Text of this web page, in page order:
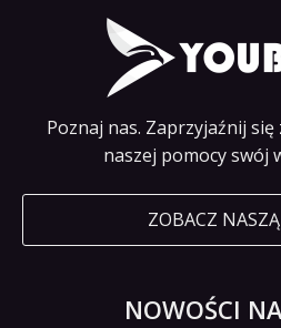
Poznaj nas. Zaprzyjaźnij
naszej pomocy swój
ZOBACZ
NOWOŚCI